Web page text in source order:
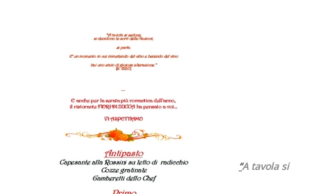
“A tavola si